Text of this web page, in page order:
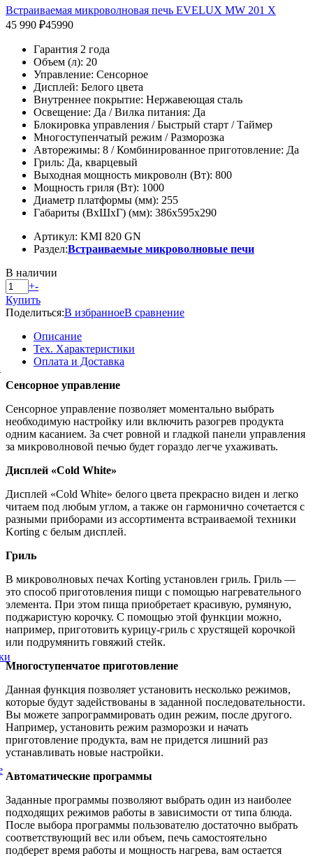
Встраиваемая микроволновая печь EVELUX MW 201 X
45 990 ₽45990
Гарантия 2 года
Объем (л): 20
Управление: Сенсорное
Дисплей: Белого цвета
Внутреннее покрытие: Нержавеющая сталь
Освещение: Да / Вилка питания: Да
Блокировка управления / Быстрый старт / Таймер
Многоступенчатый режим / Разморозка
Авторежимы: 8 / Комбинированное приготовление: Да
Гриль: Да, кварцевый
Выходная мощность микроволн (Вт): 800
Мощность гриля (Вт): 1000
Диаметр платформы (мм): 255
Габариты (ВхШхГ) (мм): 386x595x290
Артикул: KMI 820 GN
Раздел:Встраиваемые микроволновые печи
В наличии
+-
Купить
Поделиться:В избранноеВ сравнение
Описание
Тех. Характеристики
Оплата и Доставка
Сенсорное управление
Сенсорное управление позволяет моментально выбрать
необходимую настройку или включить разогрев продукта
одним касанием. За счет ровной и гладкой панели управления
за микроволновой печью будет гораздо легче ухаживать.
Дисплей «Cold White»
Дисплей «Cold White» белого цвета прекрасно виден и легко
читаем под любым углом, а также он гармонично сочетается с
разными приборами из ассортимента встраиваемой техники
Korting с белым дисплей.
Гриль
В микроволновых печах Korting установлен гриль. Гриль —
это способ приготовления пищи с помощью нагревательного
элемента. При этом пища приобретает красивую, румяную,
поджаристую корочку. С помощью этой функции можно,
например, приготовить курицу-гриль с хрустящей корочкой
или подрумянить говяжий стейк.
Многоступенчатое приготовление
Данная функция позволяет установить несколько режимов,
которые будут задействованы в заданной последовательности.
Вы можете запрограммировать один режим, после другого.
Например, установить режим разморозки и начать
приготовление продукта, вам не придется лишний раз
устанавливать новые настройки.
Автоматические программы
Заданные программы позволяют выбрать один из наиболее
подходящих режимов работы в зависимости от типа блюда.
После выбора программы пользователю достаточно выбрать
соответствующий вес или объем, печь самостоятельно
подберет время работы и мощность нагрева, вам остается